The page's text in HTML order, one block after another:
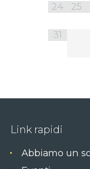
24 25
31
Link rapidi
Abbiamo un